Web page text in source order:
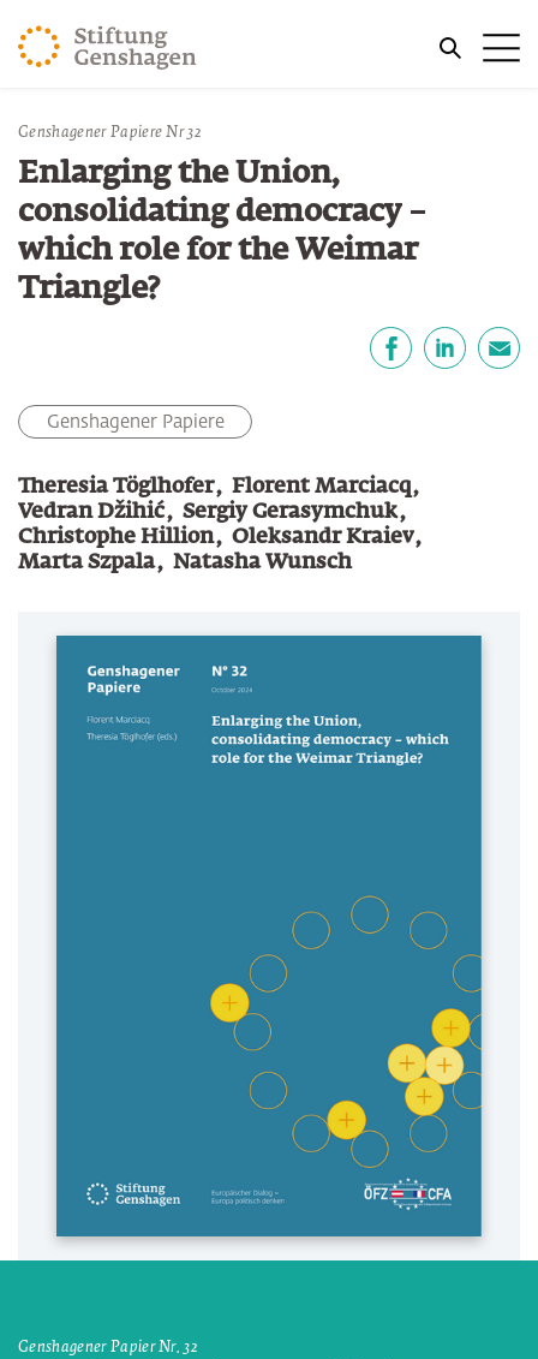
ZUM HAUPTINHALT SPRINGEN
ZUR SUCHE SPRINGEN
Sie befinden sich hier:
Start Publikationen
Genshagener Papiere Nr 32
Enlarging the Union,
consolidating democracy –
which role for the Weimar
Triangle?
Genshagener Papiere
Theresia Töglhofer
Florent Marciacq
Vedran Džihić
Sergiy Gerasymchuk
Christophe Hillion
Oleksandr Kraiev
Marta Szpala
Natasha Wunsch
Genshagener Papier Nr. 32